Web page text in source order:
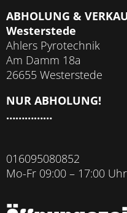
ABHOLUNG &
Westerstede
Ahlers Pyrotechnik
Am Damm 18a
26655 Westerstede
NUR ABHOLUNG!
……………
016095080852
Mo-Fr 09:00 – 17:00 Uhr